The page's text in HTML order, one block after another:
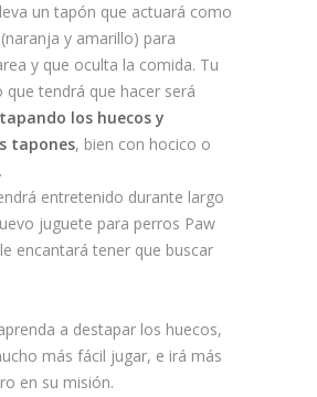
un tapón que actuará como
y amarillo) para
y que oculta la comida. Tu
que tendrá que hacer será
los huecos y
tapones, bien con hocico o
entretenido durante largo
juguete para perros Paw
encantará tener que buscar
a destapar los huecos,
más fácil jugar, e irá más
en su misión.